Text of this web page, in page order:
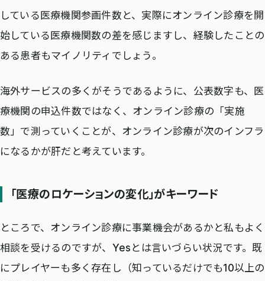
している医療機関参画件数と、実際にオンライン診療を開
始している医療機関数の差を感じますし、経験したことの
ある患者もマイノリティでしょう。
海外サービスの多くがそうであるように、公表数字も、医
療機関の申込件数ではなく、オンライン診療の「実施
数」で測っていくことが、オンライン診療が次のインフラ
になるかが肝だと考えています。
「医療のロケーションの変化」がキーワード
ところで、オンライン診療に事業機会があるかと私もよく
相談を受けるのですが、Yesとは言いづらい状況です。既
にプレイヤーも多く存在し（知っているだけでも10以上の